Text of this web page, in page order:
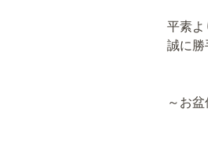
平素よ
誠に勝
～お